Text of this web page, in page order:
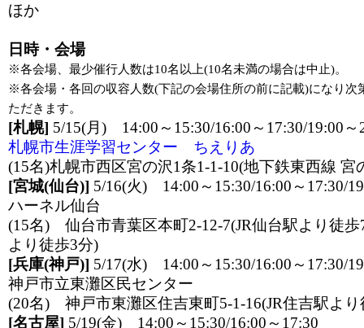
ほか
日時・会場
※各会場、最少催行人数は10名以上(10名未満の場合は中止)。
※各会場・各回の収容人数(下記の会場住所の前に記載)になり次
ただきます。
[札幌] 5/15(月) 14:00～15:30/16:00～17:30/19:00～
札幌市生涯学習センター ちえりあ
(15名)札幌市西区宮の沢1条1-1-10(地下鉄東西線 宮
[宮城(仙台)] 5/16(火) 14:00～15:30/16:00～17:30/
ハーネル仙台
(15名) 仙台市青葉区本町2-12-7(JR仙台駅より徒
より徒歩3分)
[兵庫(神戸)] 5/17(水) 14:00～15:30/16:00～17:30/
神戸市立東灘区民センター
(20名) 神戸市東灘区住吉東町5-1-16(JR住吉駅より
[名古屋] 5/19(金) 14:00～15:30/16:00～17:30